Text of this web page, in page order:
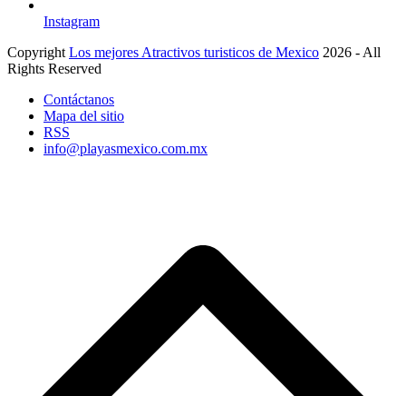
Instagram
Copyright Los mejores Atractivos turisticos de Mexico 2026 - All
Rights Reserved
Contáctanos
Mapa del sitio
RSS
info@playasmexico.com.mx